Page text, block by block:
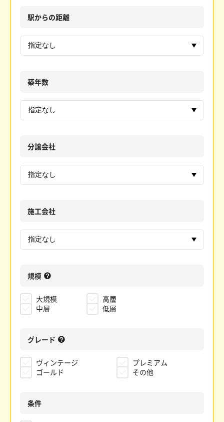
駅からの距離
築年数
分譲会社
施工会社
規模
大規模
高層
中層
低層
グレード
ヴィンテージ
プレミアム
ゴールド
その他
条件